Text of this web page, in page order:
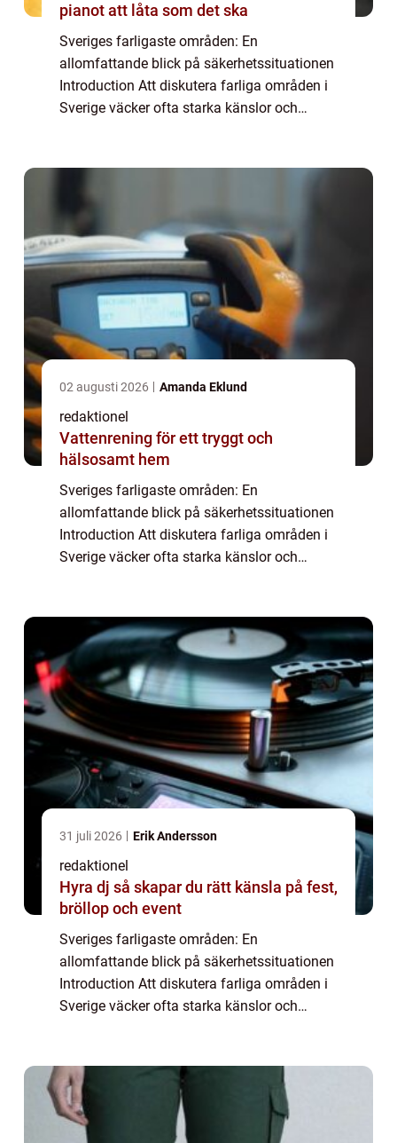
pianot att låta som det ska
Sveriges farligaste områden: En
allomfattande blick på säkerhetssituationen
Introduction Att diskutera farliga områden i
Sverige väcker ofta starka känslor och
02 augusti 2026 Amanda Eklund
redaktionel
Vattenrening för ett tryggt och
hälsosamt hem
Sveriges farligaste områden: En
allomfattande blick på säkerhetssituationen
Introduction Att diskutera farliga områden i
Sverige väcker ofta starka känslor och
31 juli 2026 Erik Andersson
redaktionel
Hyra dj så skapar du rätt känsla på fest,
bröllop och event
Sveriges farligaste områden: En
allomfattande blick på säkerhetssituationen
Introduction Att diskutera farliga områden i
Sverige väcker ofta starka känslor och
vi...